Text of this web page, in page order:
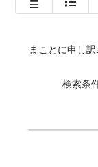
まことに申し
検索条